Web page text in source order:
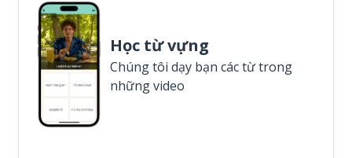
Học từ vựng
Chúng tôi dạy bạn các từ trong
những video